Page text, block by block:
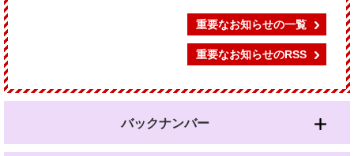
重要なお知らせの一覧
重要なお知らせのRSS
バックナンバー